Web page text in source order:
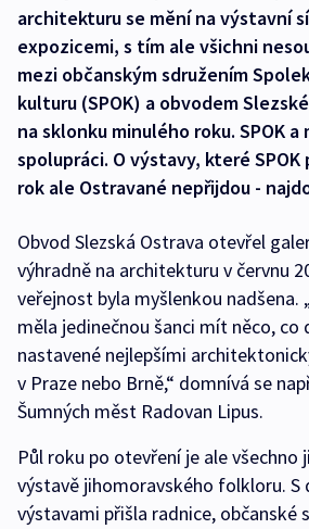
architekturu se mění na výstavní
expozicemi, s tím ale všichni
mezi občanským sdružením
kulturu (SPOK) a obvodem
na sklonku minulého roku. SPOK
spolupráci. O výstavy, které
rok ale Ostravané nepřijdou -
Obvod Slezská Ostrava otevřel
výhradně na architekturu v červnu
veřejnost byla myšlenkou nadšena.
měla jedinečnou šanci mít něco,
nastavené nejlepšími
v Praze nebo Brně,“ domnívá se
Šumných měst Radovan Lipus.
Půl roku po otevření je ale všechno
výstavě jihomoravského folkloru. S
výstavami přišla radnice, občanské